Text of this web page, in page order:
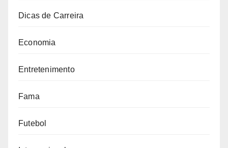
Dicas de Carreira
Economia
Entretenimento
Fama
Futebol